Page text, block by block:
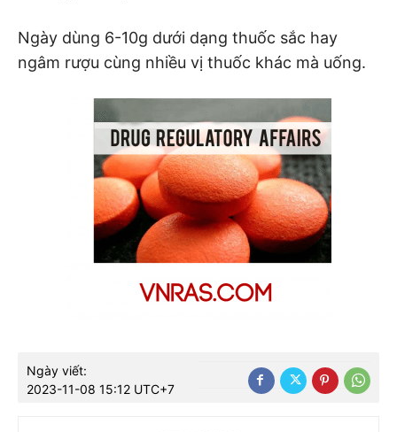
Ngày dùng 6-10g dưới dạng thuốc sắc hay
ngâm rượu cùng nhiều vị thuốc khác mà uống.
Ngày viết:
2023-11-08 15:12 UTC+7